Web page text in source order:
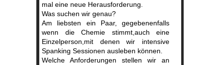
mal eine neue Herausforderung.
Was suchen wir genau?
Am liebsten ein Paar, gegebenenfalls
wenn die Chemie stimmt,auch eine
Einzelperson,mit denen wir intensive
Spanking Sessionen ausleben können.
Welche Anforderungen stellen wir an